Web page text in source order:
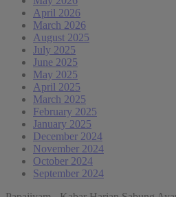
April 2026
March 2026
August 2025
July 2025
June 2025
May 2025
April 2025
March 2025
February 2025
January 2025
December 2024
November 2024
October 2024
September 2024